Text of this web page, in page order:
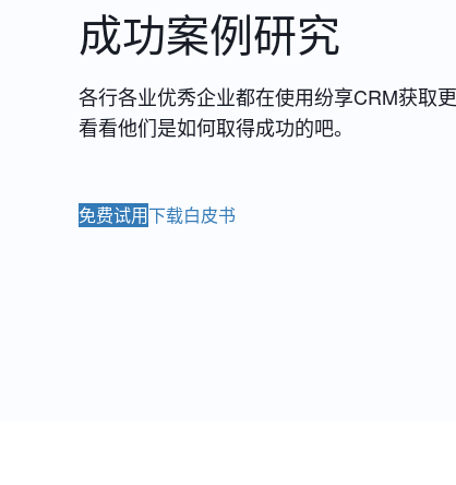
成功案例研究
各行各业优秀企业都在使用纷享CRM获取
看看他们是如何取得成功的吧。
免费试用下载白皮书